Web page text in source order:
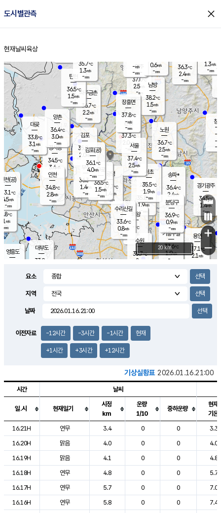
도시별관측 close
홈
현재날씨 육상
의도
℃
m/s
mm
영흥도
양주
37.0℃
2.5
-mm
과천
35.8℃
1.9m/s
- mm
용인
37.1℃
2.1 m/s
경기광주
34.5℃
1.4m/s
-mm
1.6m/s
대부도
33.9
경서동
34.5℃
3.4 m/s
-mm
파주금촌
36.7℃
2.2m/s
-mm
36.3℃
2.4m/s
-mm
대곶
33.8℃
3.1 m/s
-mm
창
-
-m/
-
탄현
36.5℃
1.5m/s
-mm
1.3m/s
-mm
의왕
- ℃
m/s
mm
김포
35.8℃
2.0 m/s
mm
광명
37.7 ℃
1.4 m/s
-mm
부천
36.3℃
1.4m/s
-mm
양촌
36.4℃
3.0m/s
-mm
구로
36.5℃
1.5m/s
-mm
은평
37.3℃
2.0 m/s
- mm
노원
36.7℃
2.5m/s
-mm
송파*
36.4℃
2.4m/s
-mm
서초
35.5℃
1.9m/s
-mm
남방
38.2℃
1.5m/s
-mm
기흥구갈
37.6℃
1.9m/s
-
수리산길
33.6℃
0.8m/s
-mm
분당구
36.9℃
0.9m/s
-mm
장흥면
37.8℃
-m/s
-mm
-m/s
-mm
인천(공)
33.1℃
4.5m/s
-mm
김포(공)
36.1℃
4.0m/s
-mm
수원
35.7℃
2 m/s
인천
34.8℃
2.8m/s
-mm
서울
37.4℃
2.5m/s
-mm
35.7℃
1.3m/s
-mm
0.6m/s
-mm
+
−
20 km
요소
지역
날짜
이전자료 -12시간 -3시간 -1시간 현재
+1시간 +3시간 +12시간
기상실황표 2026.01.16.21:00
도시별 기상실황표로 지점, 날씨, 기온, 강수, 바람, 기압등을 안내한 표입
시간 날씨
일.시 현재일기
시정
km
운량
1/10
중하운량
현재
기온
16.21H
연무 3.4 0 0
3.3
16.20H
맑음 4.0 0 0
4.0
16.19H
맑음 4.1 0 0
4.8
16.18H
연무 4.8 0 0
5.7
16.17H
연무 5.7 0 0
7.0
16.16H
연무 5.8 0 0
7.4